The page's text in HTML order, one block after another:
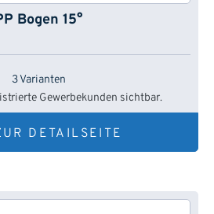
Bogen 15°
3 Varianten
Gewerbekunden sichtbar.
DETAILSEITE